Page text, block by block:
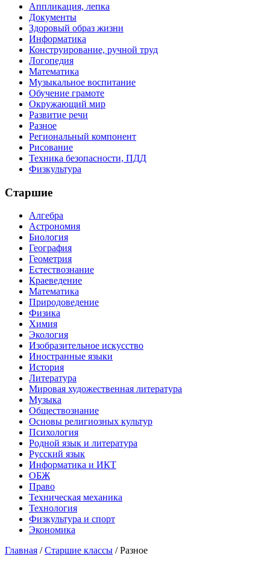
Аппликация, лепка
Документы
Здоровый образ жизни
Информатика
Конструирование, ручной труд
Логопедия
Математика
Музыкальное воспитание
Обучение грамоте
Окружающий мир
Развитие речи
Разное
Региональный компонент
Рисование
Техника безопасности, ПДД
Физкультура
Старшие
Алгебра
Астрономия
Биология
География
Геометрия
Естествознание
Краеведение
Математика
Природоведение
Физика
Химия
Экология
Изобразительное искусство
Иностранные языки
История
Литература
Мировая художественная литература
Музыка
Обществознание
Основы религиозных культур
Психология
Родной язык и литература
Русский язык
Информатика и ИКТ
ОБЖ
Право
Техническая механика
Технология
Физкультура и спорт
Экономика
Главная /Старшие классы /Разное